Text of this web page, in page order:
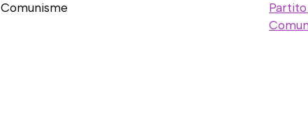
Comunisme